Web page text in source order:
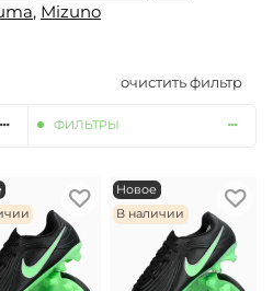
, Mizuno
очистить фильтр
ФИЛЬТРЫ
Новое
В наличии